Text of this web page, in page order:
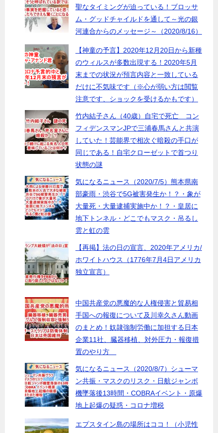
聖なタイミングが迫っている！ブロッサ
ム・グッドチャイルドを通して～光の銀
河連合からのメッセージ～（2020/8/16）
【神童の予言】2020年12月20日から新種
のウィルスが多数出現する！2020年5月
末までの状況が預言内容と一致している
だけに不気味です（※心が弱い方は閲覧
注意です、ショックを受けるかもです）
竹内結子さん（40歳）自宅で死亡 コン
フィデンスマンJPで三浦春馬さんと共演
していた！芸能界で相次ぐ暗殺の手口が
同じである！自宅クローゼットで首つり
状態の謎
気になるニュース（2020/7/5）熊本県南
部豪雨・渋谷で5G被害発生か！？・象が
大量死・大量逮捕実施中か！？・皇居に
地下トンネル・どこでもマスク・吊るし
雲と虹の雲
【再掲】法の日の宣言、2020年アメリカ/
ホワイトハウス（1776年7月4日アメリカ
独立宣言）
中国共産党の悪魔的な人権侵害と貿易相
手国への報復について及川幸久さん動画
のまとめ！奴隷強制労働に加担する日本
企業11社、臓器移植、対外圧力・報復措
置のやり方
気になるニュース（2020/8/7）シューマ
ン共振・マスクのリスク・日航ジャンボ
機墜落後13時間・COBRAイベント・原爆
地上起爆の疑惑・コロナ増税
エプスタイン島の場所はココ！（小児性